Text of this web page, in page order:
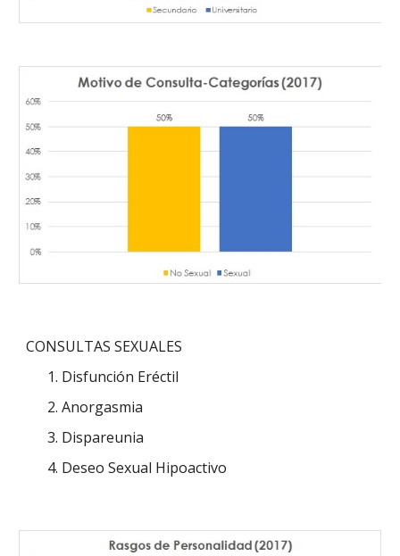
CONSULTAS SEXUALES
Disfunción Eréctil
Anorgasmia
Dispareunia
Deseo Sexual Hipoactivo